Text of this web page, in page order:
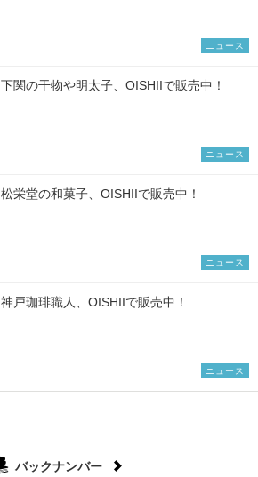
ニュース
下関の干物や明太子、OISHIIで販売中！
ニュース
松栄堂の和菓子、OISHIIで販売中！
ニュース
神戸珈琲職人、OISHIIで販売中！
ニュース
バックナンバー